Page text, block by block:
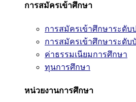
การสมัครเข้าศึกษา
การสมัครเข้าศึกษาระดั
การสมัครเข้าศึกษาระดั
ค่าธรรมเนียมการศึกษา
ทุนการศึกษา
หน่วยงานการศึกษา